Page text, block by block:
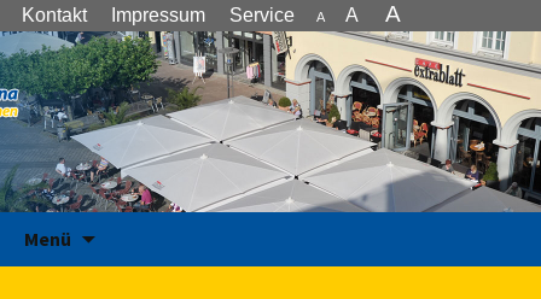
Kontakt Impressum Service A A A
Lions Club Unna
we serve – wir dienen
Menü